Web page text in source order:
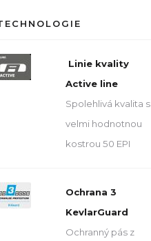
Linie kvality
Active line
Spolehlivá kvalita s
velmi hodnotnou
kostrou 50 EPI
Ochrana 3
KevlarGuard
Ochranný pás z